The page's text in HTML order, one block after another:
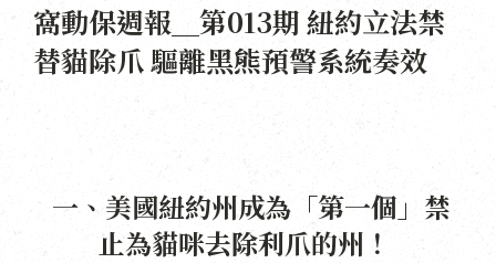
窩動保週報＿第013期 紐約立法禁
替貓除爪 驅離黑熊預警系統奏效
一、美國紐約州成為「第一個」禁
止為貓咪去除利爪的州！